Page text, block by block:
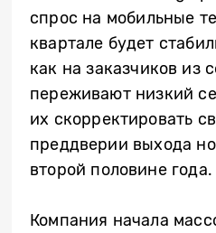
спрос на мобильные
квартале будет
как на заказчиков из
переживают низкий
их скорректировать
преддверии выхода
второй половине года.
Компания начала